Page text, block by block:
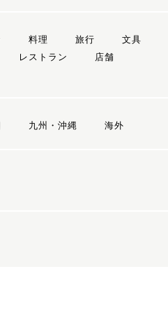
料理 旅行
文具
レストラン
店舗
九州・沖縄 海外